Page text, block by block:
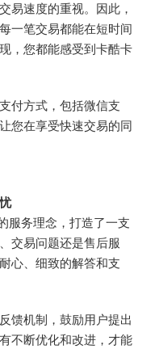
易速度的重视。因此，
一笔交易都能在短时间
，您都能感受到卡酷卡
付方式，包括微信支
您在享受快速交易的同
服务理念，打造了一支
交易问题还是售后服
心、细致的解答和支
馈机制，鼓励用户提出
不断优化和改进，才能